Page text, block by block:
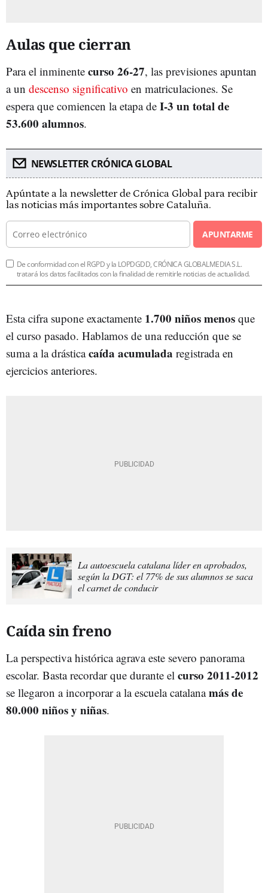
Aulas que cierran
Para el inminente curso 26-27, las previsiones apuntan
a un descenso significativo en matriculaciones. Se
espera que comiencen la etapa de I-3 un total de
53.600 alumnos.
NEWSLETTER CRÓNICA GLOBAL
Apúntate a la newsletter de Crónica Global para recibir
las noticias más importantes sobre Cataluña.
APUNTARME
De conformidad con el RGPD y la LOPDGDD, CRÓNICA GLOBALMEDIA S.L.
tratará los datos facilitados con la finalidad de remitirle noticias de actualidad.
Esta cifra supone exactamente 1.700 niños menos que
el curso pasado. Hablamos de una reducción que se
suma a la drásticacaída acumulada registrada en
ejercicios anteriores.
La autoescuela catalana líder en aprobados,
según la DGT: el 77% de sus alumnos se saca
el carnet de conducir
Caída sin freno
La perspectiva histórica agrava este severo panorama
escolar. Basta recordar que durante el curso 2011-2012
se llegaron a incorporar a la escuela catalanamás de
80.000 niños y niñas.